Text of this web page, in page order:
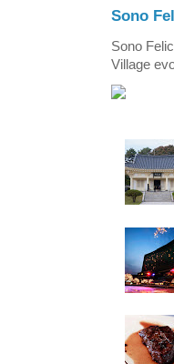
Sono
Sono
Village